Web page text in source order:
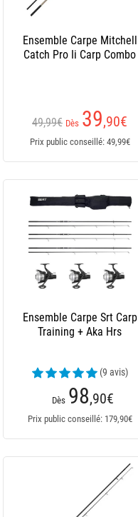
Ensemble Carpe Mitchell
Catch Pro Ii Carp Combo
49,99€ Dès 39,90€
Prix public conseillé: 49,99€
Ensemble Carpe Srt Carp
Training + Aka Hrs
(9 avis)
Dès 98,90€
Prix public conseillé: 179,90€